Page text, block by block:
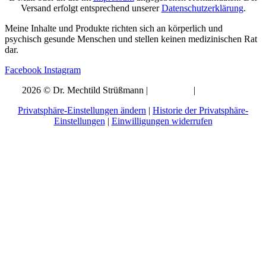
Versand erfolgt entsprechend unsererDatenschutzerklärung.
Meine Inhalte und Produkte richten sich an körperlich und
psychisch gesunde Menschen und stellen keinen medizinischen Rat
dar.
Facebook Instagram
2026 © Dr. Mechtild Strüßmann |
|
Privatsphäre-Einstellungen ändern | Historie der Privatsphäre-
Einstellungen | Einwilligungen widerrufen